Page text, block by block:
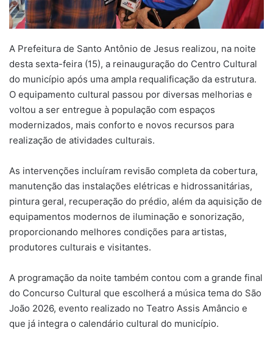
A Prefeitura de Santo Antônio de Jesus realizou, na noite
desta sexta-feira (15), a reinauguração do Centro Cultural
do município após uma ampla requalificação da estrutura.
O equipamento cultural passou por diversas melhorias e
voltou a ser entregue à população com espaços
modernizados, mais conforto e novos recursos para
realização de atividades culturais.
As intervenções incluíram revisão completa da cobertura,
manutenção das instalações elétricas e hidrossanitárias,
pintura geral, recuperação do prédio, além da aquisição de
equipamentos modernos de iluminação e sonorização,
proporcionando melhores condições para artistas,
produtores culturais e visitantes.
A programação da noite também contou com a grande final
do Concurso Cultural que escolherá a música tema do São
João 2026, evento realizado no Teatro Assis Amâncio e
que já integra o calendário cultural do município.